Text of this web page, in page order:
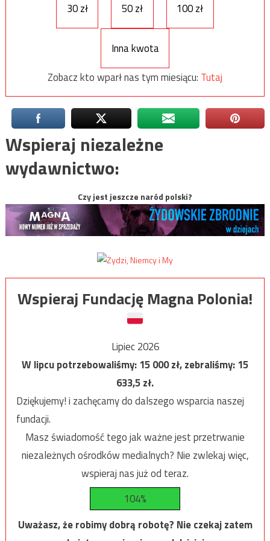
30 zł 50 zł 100 zł
Inna kwota
Zobacz kto wparł nas tym miesiącu: Tutaj
Wspieraj niezależne
wydawnictwo:
Czy jest jeszcze naród polski?
Wspieraj Fundację Magna Polonia!
Lipiec 2026
W lipcu potrzebowaliśmy:15 000zł, zebraliśmy:15
633,5zł.
Dziękujemy! i zachęcamy do dalszego wsparcia naszej
fundacji.
Masz świadomość tego jak ważne jest przetrwanie
niezależnych ośrodków medialnych? Nie zwlekaj więc,
wspieraj nas już od teraz.
104%
Uważasz, że robimy dobrą robotę? Nie czekaj zatem